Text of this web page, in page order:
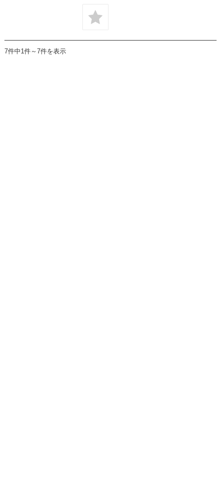
7件中1件～7件を表示